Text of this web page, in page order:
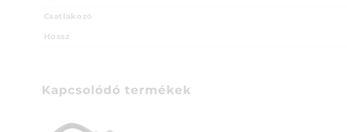
Csatlakozó
Hossz
Kapcsolódó termékek